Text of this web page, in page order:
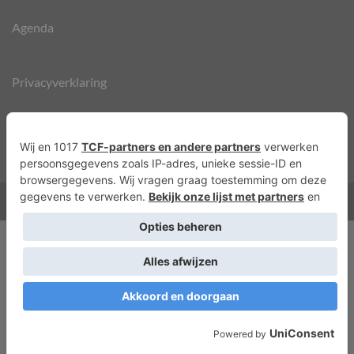
Agenda
Privacyverklaring
Copyright 2026 ©Lots of Molly